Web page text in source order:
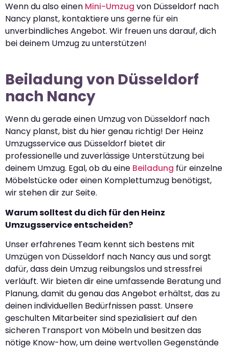
Wenn du also einen Mini-Umzug von Düsseldorf nach
Nancy planst, kontaktiere uns gerne für ein
unverbindliches Angebot. Wir freuen uns darauf, dich
bei deinem Umzug zu unterstützen!
Beiladung von Düsseldorf
nach Nancy
Wenn du gerade einen Umzug von Düsseldorf nach
Nancy planst, bist du hier genau richtig! Der Heinz
Umzugsservice aus Düsseldorf bietet dir
professionelle und zuverlässige Unterstützung bei
deinem Umzug. Egal, ob du eine Beiladung für einzelne
Möbelstücke oder einen Komplettumzug benötigst,
wir stehen dir zur Seite.
Warum solltest du dich für den Heinz
Umzugsservice entscheiden?
Unser erfahrenes Team kennt sich bestens mit
Umzügen von Düsseldorf nach Nancy aus und sorgt
dafür, dass dein Umzug reibungslos und stressfrei
verläuft. Wir bieten dir eine umfassende Beratung und
Planung, damit du genau das Angebot erhältst, das zu
deinen individuellen Bedürfnissen passt. Unsere
geschulten Mitarbeiter sind spezialisiert auf den
sicheren Transport von Möbeln und besitzen das
nötige Know-how, um deine wertvollen Gegenstände